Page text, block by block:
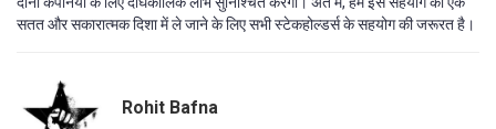
सतत और सकारात्मक दिशा में ले जाने के लिए सभी स्टेकहोल्डर्स के सहयोग की जरूरत है।
Rohit Bafna